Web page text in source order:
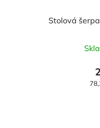
Stolová